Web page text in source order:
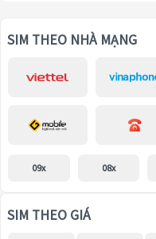
SIM THEO NHÀ MẠNG
09x 08x
SIM THEO GIÁ